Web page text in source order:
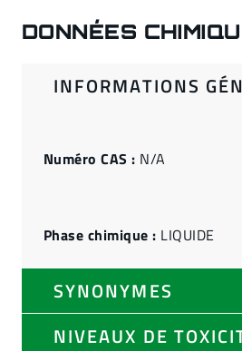
DONNÉES
INFORMATIONS
SYNONYMES
NIVEAUX DE
Numéro CAS : N/A
Phase chimique : LIQUIDE